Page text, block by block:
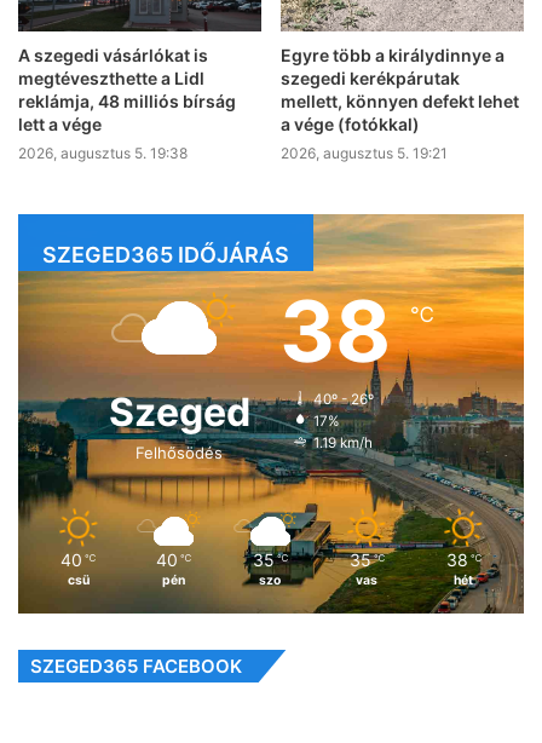
A szegedi vásárlókat is
megtéveszthette a Lidl
reklámja, 48 milliós bírság
lett a vége
2026, augusztus 5. 19:38
Egyre több a királydinnye a
szegedi kerékpárutak
mellett, könnyen defekt lehet
a vége (fotókkal)
2026, augusztus 5. 19:21
SZEGED365 IDŐJÁRÁS
Szeged
Felhősödés
38℃
40º - 26º
17%
1.19 km/h
40 ℃
csü
40 ℃
pén
35 ℃
szo
35 ℃
vas
38 ℃
hét
SZEGED365 FACEBOOK